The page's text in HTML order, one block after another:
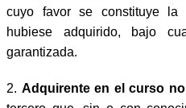
cuyo favor se constituye la
hubiese adquirido, bajo
garantizada.
2. Adquirente en el curso